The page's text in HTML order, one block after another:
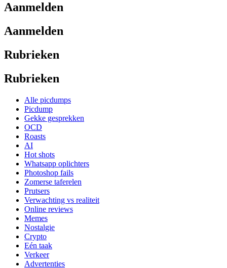
Aanmelden
Aanmelden
Rubrieken
Rubrieken
Alle picdumps
Picdump
Gekke gesprekken
OCD
Roasts
AI
Hot shots
Whatsapp oplichters
Photoshop fails
Zomerse taferelen
Prutsers
Verwachting vs realiteit
Online reviews
Memes
Nostalgie
Crypto
Eén taak
Verkeer
Advertenties